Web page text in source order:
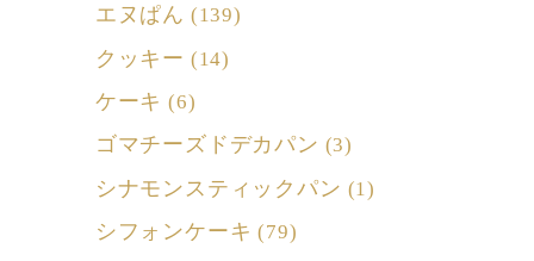
エヌぱん (139)
クッキー (14)
ケーキ (6)
ゴマチーズドデカパン (3)
シナモンスティックパン (1)
シフォンケーキ (79)